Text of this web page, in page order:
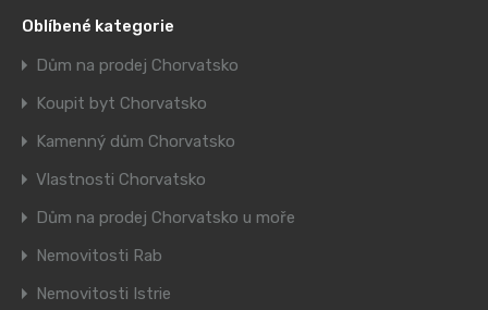
Oblíbené kategorie
Dům na prodej Chorvatsko
Koupit byt Chorvatsko
Kamenný dům Chorvatsko
Vlastnosti Chorvatsko
Dům na prodej Chorvatsko u moře
Nemovitosti Rab
Nemovitosti Istrie